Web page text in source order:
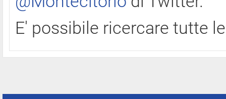
E' possibile ricercare tutte